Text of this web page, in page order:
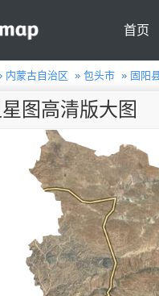
首页
内蒙古自治区 » 包头市» 固阳
图高清版大图